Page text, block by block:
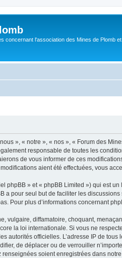
concernant l'association des Mines de Plomb
», « notre », « nos », « Forum des
responsable de toutes les
de vous informer de ces
aient été effectuées, vous
phpBB » et « phpBB Limited ») qui est
a pour seul but de faciliter les
Pour plus d’informations concernant
vulgaire, diffamatoire, choquant,
la loi internationale. Si vous ne
autorités officielles. L’adresse IP de
de déplacer ou de verrouiller
soient enregistrées dans